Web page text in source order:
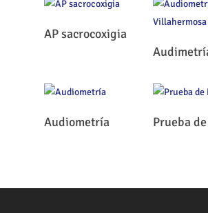
Leer Más
AP sacrocoxigia
Leer
Leer Más
Audiometría Leer
Prueba